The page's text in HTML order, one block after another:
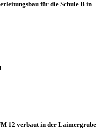
für die Schule B in
12 verbaut in der Laimergrube